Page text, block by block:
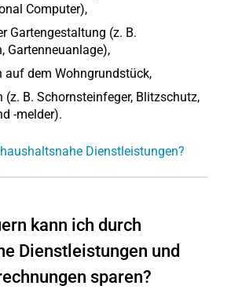
Computer),
Gartengestaltung (z. B.
Gartenneuanlage),
auf dem Wohngrundstück,
(z. B. Schornsteinfeger, Blitzschutz,
-melder).
Dienstleistungen?
kann ich durch
Dienstleistungen und
sparen?